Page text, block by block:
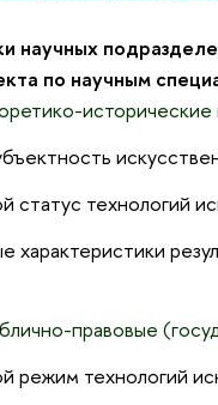
научных
по научным
исторические
статус технологий
характеристики
правовые
режим технологий